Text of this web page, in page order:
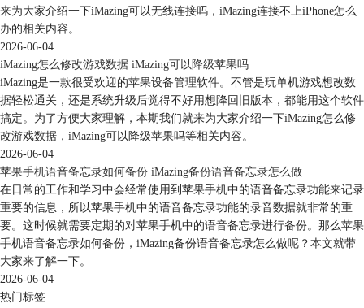
来为大家介绍一下iMazing可以无线连接吗，iMazing连接不上iPhone怎么
办的相关内容。
2026-06-04
iMazing怎么修改游戏数据 iMazing可以降级苹果吗
iMazing是一款很受欢迎的苹果设备管理软件。不管是玩单机游戏想改数
据轻松通关，还是系统升级后觉得不好用想降回旧版本，都能用这个软件
搞定。为了方便大家理解，本期我们就来为大家介绍一下iMazing怎么修
改游戏数据，iMazing可以降级苹果吗等相关内容。
2026-06-04
苹果手机语音备忘录如何备份 iMazing备份语音备忘录怎么做
在日常的工作和学习中会经常使用到苹果手机中的语音备忘录功能来记录
重要的信息，所以苹果手机中的语音备忘录功能的录音数据就非常的重
要。这时候就需要定期的对苹果手机中的语音备忘录进行备份。那么苹果
手机语音备忘录如何备份，iMazing备份语音备忘录怎么做呢？本文就带
大家来了解一下。
2026-06-04
热门标签